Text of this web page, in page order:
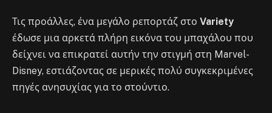
Τις προάλλες, ένα μεγάλο ρεπορτάζ στο Variety
έδωσε μια αρκετά πλήρη εικόνα του μπαχάλου που
δείχνει να επικρατεί αυτήν την στιγμή στη Marvel-
Disney, εστιάζοντας σε μερικές πολύ συγκεκριμένες
πηγές ανησυχίας για το στούντιο.